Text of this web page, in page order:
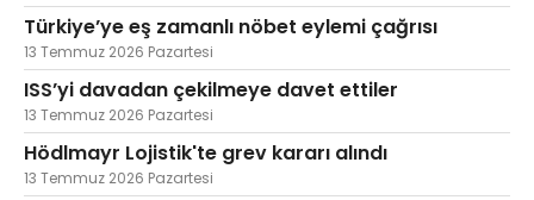
Türkiye’ye eş zamanlı nöbet eylemi çağrısı
13 Temmuz 2026 Pazartesi
ISS’yi davadan çekilmeye davet ettiler
13 Temmuz 2026 Pazartesi
Hödlmayr Lojistik'te grev kararı alındı
13 Temmuz 2026 Pazartesi